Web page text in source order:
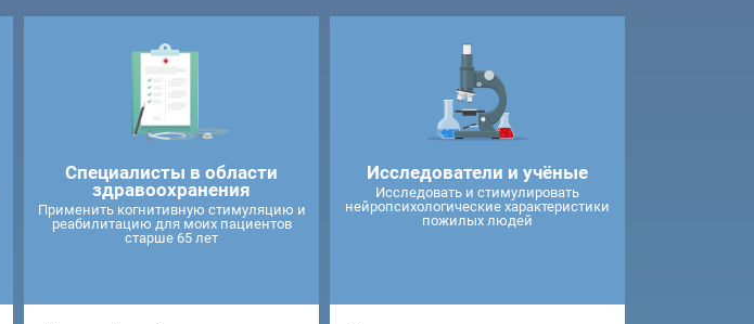
Специалисты в области
здравоохранения
Применить когнитивную стимуляцию и
реабилитацию для моих пациентов
старше 65 лет
Исследователи и учёные
Исследовать и стимулировать
нейропсихологические характеристики
пожилых людей